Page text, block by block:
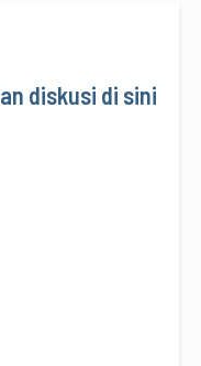
diskusi di sini